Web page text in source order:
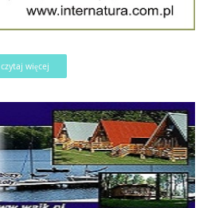
czytaj więcej